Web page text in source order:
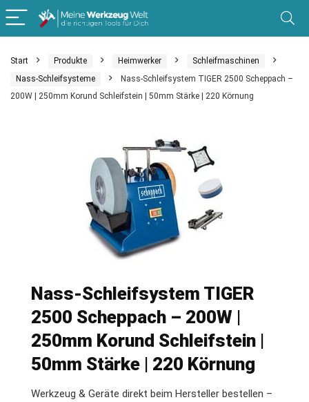
Start Produkte Heimwerker
Schleifmaschinen
Nass-Schleifsysteme
Nass-Schleifsystem TIGER 2500 Scheppach –
200W | 250mm Korund Schleifstein | 50mm Stärke | 220 Körnung
Nass-Schleifsystem TIGER
2500 Scheppach – 200W |
250mm Korund Schleifstein |
50mm Stärke | 220 Körnung
Werkzeug & Geräte direkt beim Hersteller bestellen –